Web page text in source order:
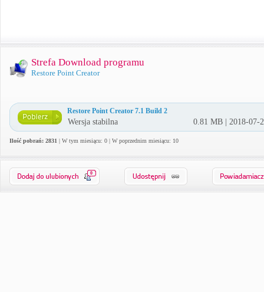
Strefa Download programu
Restore Point Creator
Restore Point Creator 7.1 Build 2
Wersja stabilna 0.81 MB | 2018-07-
Ilość pobrań: 2831 | W tym miesiącu: 0 | W poprzednim miesiącu: 10
0